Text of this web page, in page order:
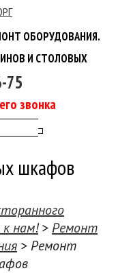
ОБОРУДОВАНИЯ.
И СТОЛОВЫХ
75
звонка
шкафов
к нам!> Ремонт
> Ремонт